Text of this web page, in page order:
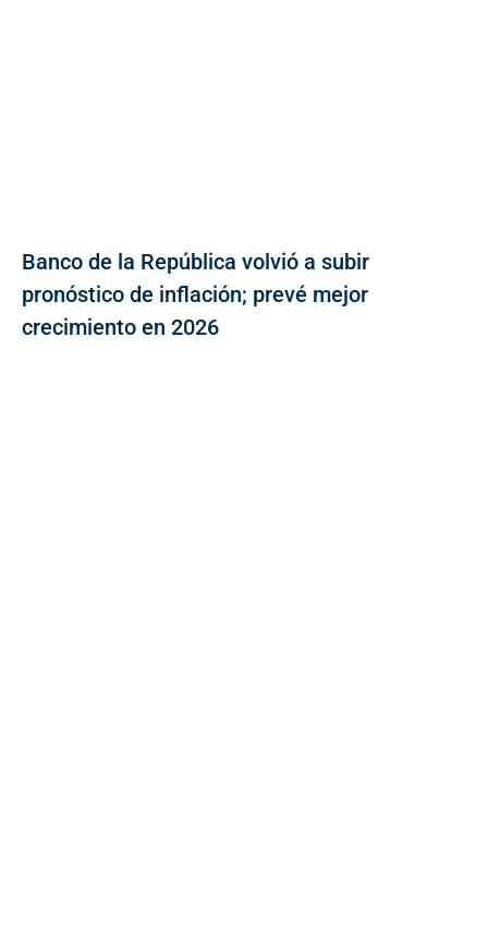
Banco de la República volvió a subir
pronóstico de inflación; prevé mejor
crecimiento en 2026